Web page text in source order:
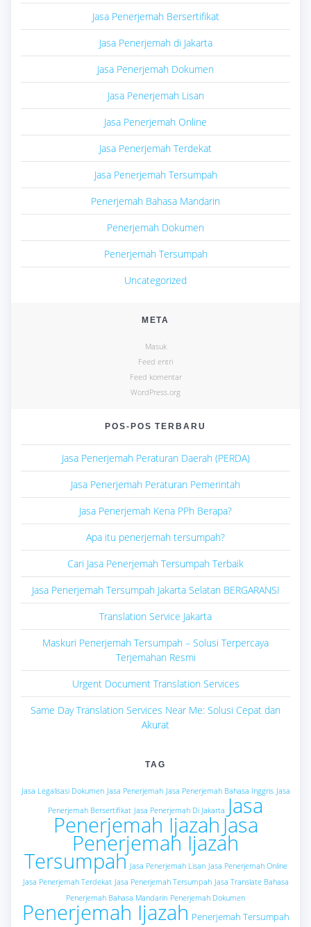
Jasa Penerjemah Bersertifikat
Jasa Penerjemah di Jakarta
Jasa Penerjemah Dokumen
Jasa Penerjemah Lisan
Jasa Penerjemah Online
Jasa Penerjemah Terdekat
Jasa Penerjemah Tersumpah
Penerjemah Bahasa Mandarin
Penerjemah Dokumen
Penerjemah Tersumpah
Uncategorized
META
Masuk
Feed entri
Feed komentar
WordPress.org
POS-POS TERBARU
Jasa Penerjemah Peraturan Daerah (PERDA)
Jasa Penerjemah Peraturan Pemerintah
Jasa Penerjemah Kena PPh Berapa?
Apa itu penerjemah tersumpah?
Cari Jasa Penerjemah Tersumpah Terbaik
Jasa Penerjemah Tersumpah Jakarta Selatan BERGARANSI
Translation Service Jakarta
Maskuri Penerjemah Tersumpah – Solusi Terpercaya
Terjemahan Resmi
Urgent Document Translation Services
Same Day Translation Services Near Me: Solusi Cepat dan
Akurat
TAG
Jasa Legalisasi Dokumen Jasa Penerjemah Jasa Penerjemah Bahasa Inggris Jasa
Penerjemah Bersertifikat Jasa Penerjemah Di Jakarta Jasa
Penerjemah Ijazah Jasa
Penerjemah Ijazah
Tersumpah Jasa Penerjemah Lisan Jasa Penerjemah Online
Jasa Penerjemah Terdekat Jasa Penerjemah Tersumpah Jasa Translate Bahasa
Penerjemah Bahasa Mandarin Penerjemah Dokumen
Penerjemah Ijazah Penerjemah Tersumpah